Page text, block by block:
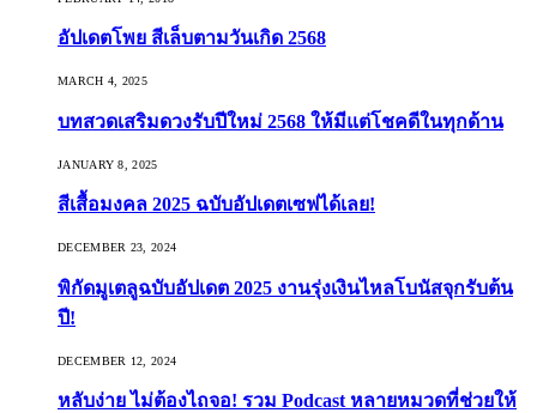
อัปเดตโพย สีเล็บตามวันเกิด 2568
MARCH 4, 2025
บทสวดเสริมดวงรับปีใหม่ 2568 ให้มีแต่โชคดีในทุกด้าน
JANUARY 8, 2025
สีเสื้อมงคล 2025 ฉบับอัปเดตเซฟได้เลย!
DECEMBER 23, 2024
พิกัดมูเตลูฉบับอัปเดต 2025 งานรุ่งเงินไหลโบนัสจุกรับต้น
ปี!
DECEMBER 12, 2024
หลับง่าย ไม่ต้องไถจอ! รวม Podcast หลายหมวดที่ช่วยให้